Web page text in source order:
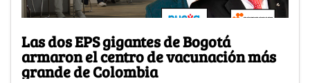
Las dos EPS gigantes de Bogotá
armaron el centro de vacunación más
grande de Colombia